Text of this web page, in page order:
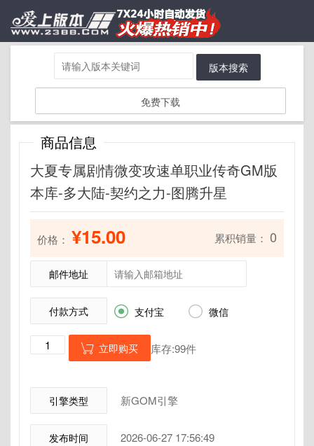
版本搜索
免费下载
商品信息
大夏专属剧情微变攻速单职业传奇GM版
本库-多大陆-契约之力-图腾升星
价格： ¥15.00 累积销量： 0
邮件地址
付款方式  支付宝  微信
 立即购买 库存:99件
引擎类型 新GOM引擎
发布时间 2026-06-27 17:56:49